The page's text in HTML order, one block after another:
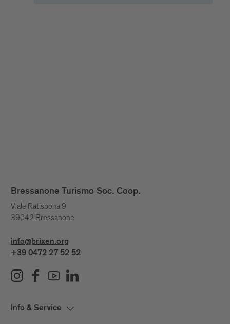
Bressanone Turismo Soc. Coop.
Viale Ratisbona 9
39042 Bressanone
info@brixen.org
+39 0472 27 52 52
Info & Service